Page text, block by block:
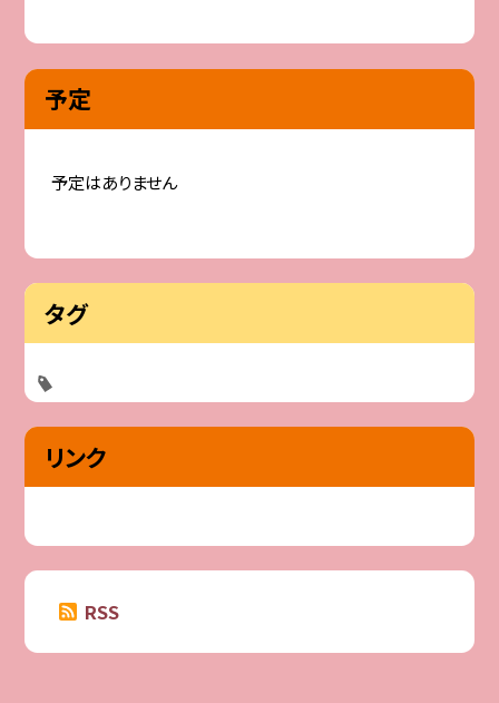
予定
予定はありません
タグ
リンク
RSS